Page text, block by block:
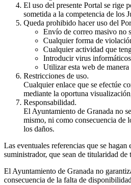
El uso del presente Portal se rige
sometida a la competencia de los
Queda prohibido hacer uso del
Envío de correo masivo no
Cualquier forma de
Cualquier actividad que
Introducir virus
Utilizar esta web de
Restricciones de uso.
Cualquier enlace que se efectúe
mediante la oportuna
Responsabilidad.
El Ayuntamiento de Granada no
mismo, ni como consecuencia de
los daños.
Las eventuales referencias que se
suministrador, que sean de titularidad
El Ayuntamiento de Granada no
consecuencia de la falta de